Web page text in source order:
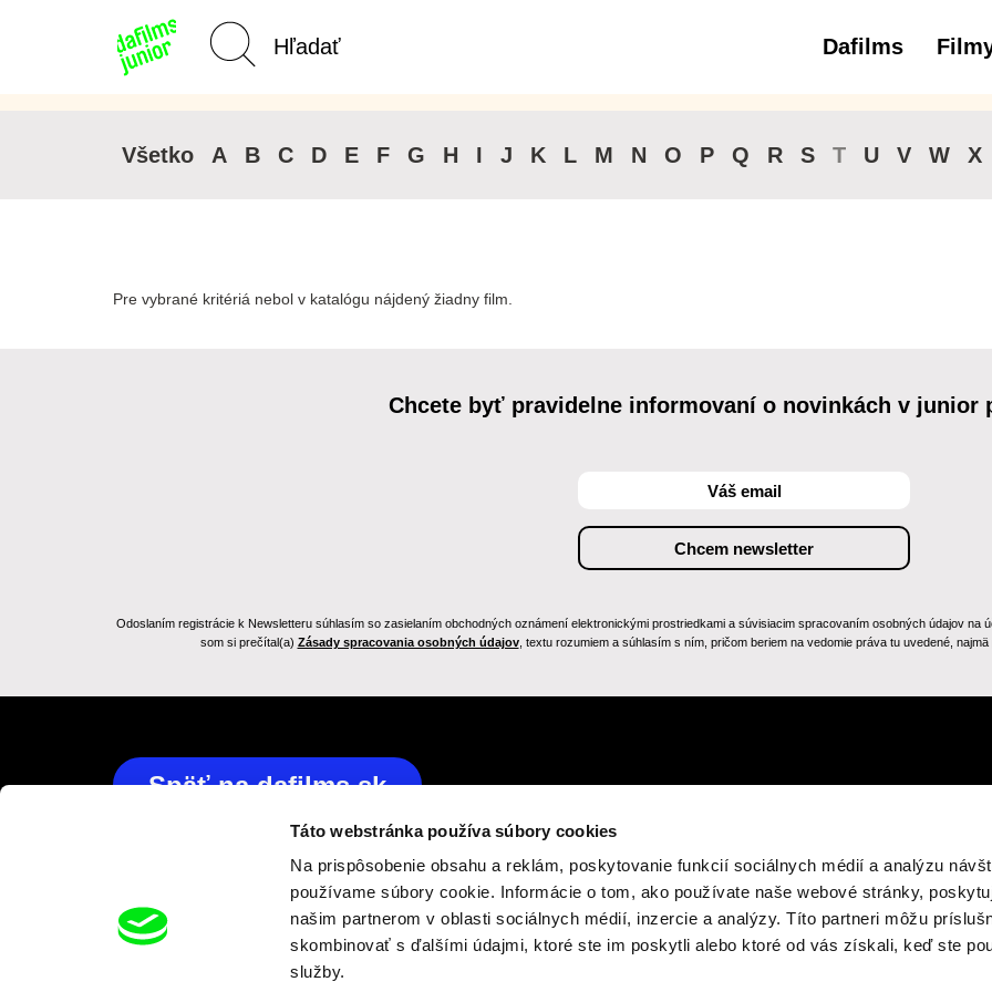
Táto webstránka používa súbory cookies
Na prispôsobenie obsahu a reklám, poskytovanie funkcií sociálnych médií a analýzu
používame súbory cookie. Informácie o tom, ako používate naše webové stránky,
našim partnerom v oblasti sociálnych médií, inzercie a analýzy. Títo partneri môžu
skombinovať s ďalšími údajmi, ktoré ste im poskytli alebo ktoré od vás získali, keď ste
služby.
Domov Dafilms
Kategórie Junior 3 až 6 rokov
Všetko A B C D E F G H I J K L M N O P Q R S T U V W X
Pre vybrané kritériá nebol v katalógu nájdený žiadny film.
Chcete byť pravidelne informovaní o novinkách v junior
Odoslaním registrácie k Newsletteru súhlasím so zasielaním obchodných oznámení elektronickými prostriedkami a súvisiacim spracovaním osobných údajov na
som si prečítal(a) Zásady spracovania osobných údajov, textu rozumiem a súhlasím s ním, pričom beriem na vedomie práva tu uvedené,
Späť na dafilms.sk